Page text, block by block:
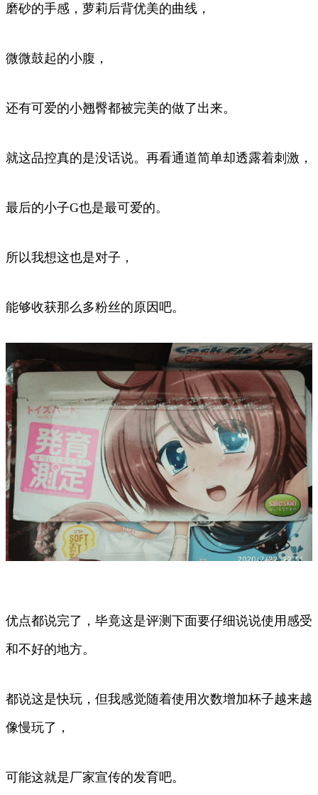
磨砂的手感，萝莉后背优美的曲线，
微微鼓起的小腹，
还有可爱的小翘臀都被完美的做了出来。
就这品控真的是没话说。再看通道简单却透露着刺激，
最后的小子G也是最可爱的。
所以我想这也是对子，
能够收获那么多粉丝的原因吧。
优点都说完了，毕竟这是评测下面要仔细说说使用感受
和不好的地方。
都说这是快玩，但我感觉随着使用次数增加杯子越来越
像慢玩了，
可能这就是厂家宣传的发育吧。